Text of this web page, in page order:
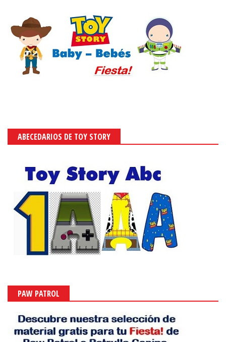
ABECEDARIOS DE TOY STORY
PAW PATROL